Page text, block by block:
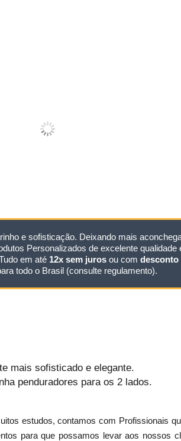
e sofisticação. Deixando mais
Personalizados de excelente qualidade
em até 12x sem jurosou com desconto
todo o Brasil (consulte regulamento).
mais sofisticado e elegante.
penduradores para os 2 lados.
estudos, contamos com Profissionais
para que possamos levar aos nossos